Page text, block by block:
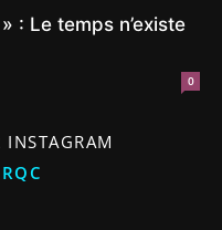
: Le temps n’existe
0